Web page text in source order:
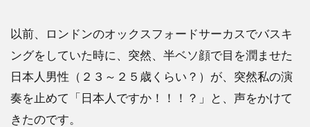
以前、ロンドンのオックスフォードサーカスでバスキ
ングをしていた時に、突然、半ベソ顔で目を潤ませた
日本人男性（２３～２５歳くらい？）が、突然私の演
奏を止めて「日本人ですか！！！？」と、声をかけて
きたのです。